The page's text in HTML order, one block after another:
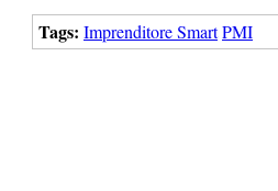
Tags: Imprenditore SmartPMI